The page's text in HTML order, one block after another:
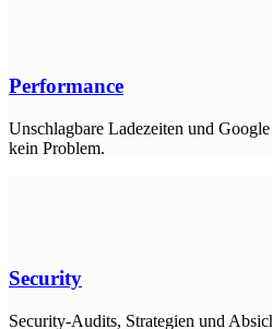
Performance
Unschlagbare Ladezeiten und
kein Problem.
Security
Security-Audits, Strategien und